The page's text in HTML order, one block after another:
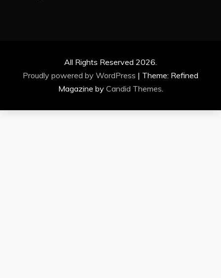
All Rights Reserved 2026.
Proudly powered by WordPress | Theme: Refined
Magazine by Candid Themes.